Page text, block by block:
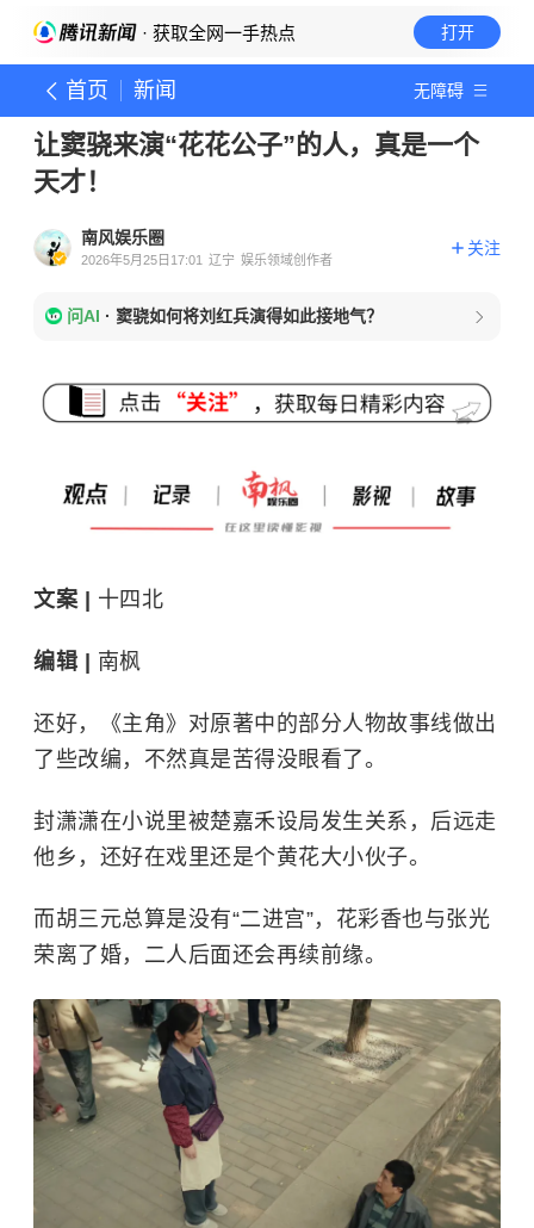
· 获取全网一手热点 打开
首页 新闻 无障碍
让窦骁来演“花花公子”的人，真是一个
天才！
南风娱乐圈
2026年5月25日17:01 辽宁 娱乐领域创作者
关注
问AI · 窦骁如何将刘红兵演得如此接地气？
文案 | 十四北
编辑 | 南枫
还好，《主角》对原著中的部分人物故事线做出
了些改编，不然真是苦得没眼看了。
封潇潇在小说里被楚嘉禾设局发生关系，后远走
他乡，还好在戏里还是个黄花大小伙子。
而胡三元总算是没有“二进宫”，花彩香也与张光
荣离了婚，二人后面还会再续前缘。